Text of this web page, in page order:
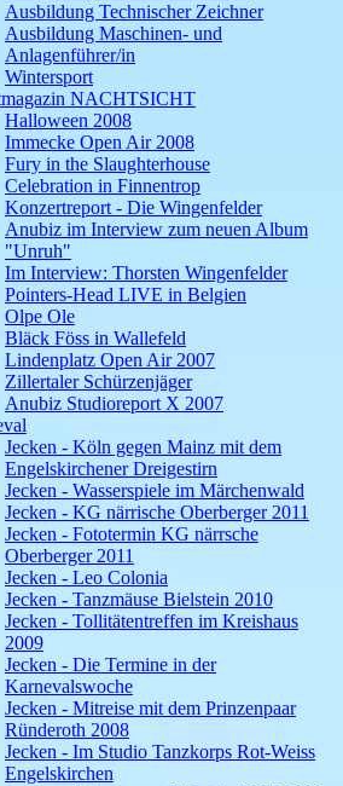
Ausbildung Technischer Zeichner
Ausbildung Maschinen- und
Anlagenführer/in
Wintersport
NACHTSICHT
Halloween 2008
Immecke Open Air 2008
Fury in the Slaughterhouse
Celebration in Finnentrop
Konzertreport - Die Wingenfelder
Anubiz im Interview zum neuen Album
"Unruh"
Im Interview: Thorsten Wingenfelder
Pointers-Head LIVE in Belgien
Olpe Ole
Bläck Föss in Wallefeld
Lindenplatz Open Air 2007
Zillertaler Schürzenjäger
Anubiz Studioreport X 2007
Jecken - Köln gegen Mainz mit dem
Engelskirchener Dreigestirn
Jecken - Wasserspiele im Märchenwald
Jecken - KG närrische Oberberger 2011
Jecken - Fototermin KG närrsche
Oberberger 2011
Jecken - Leo Colonia
Jecken - Tanzmäuse Bielstein 2010
Jecken - Tollitätentreffen im Kreishaus
2009
Jecken - Die Termine in der
Karnevalswoche
Jecken - Mitreise mit dem Prinzenpaar
Ründeroth 2008
Jecken - Im Studio Tanzkorps Rot-Weiss
Engelskirchen